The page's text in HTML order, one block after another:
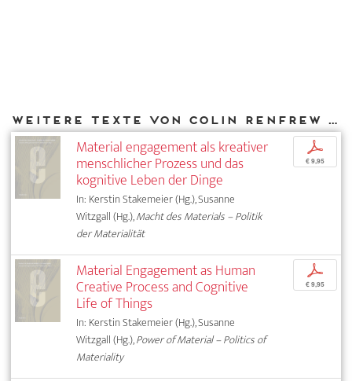
Weitere Texte von Colin Renfrew bei DIAPHANES
Material engagement als kreativer
menschlicher Prozess und das
kognitive Leben der Dinge
In: Kerstin Stakemeier (Hg.), Susanne
Witzgall (Hg.),Macht des Materials – Politik
der Materialität
p
€ 9,95
Material Engagement as Human
Creative Process and Cognitive
Life of Things
In: Kerstin Stakemeier (Hg.), Susanne
Witzgall (Hg.),Power of Material – Politics of
Materiality
p
€ 9,95